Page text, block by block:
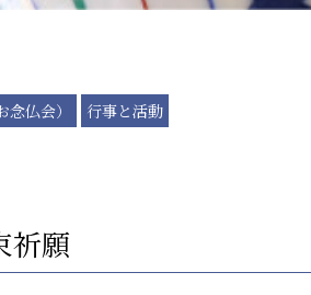
仏会） 行事と活動
祈願